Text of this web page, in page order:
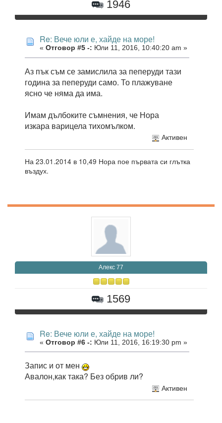
1946
Re: Вече юли е, хайде на море!
« Отговор #5 -: Юли 11, 2016, 10:40:20 am »
Аз пък съм се замислила за пеперуди тази
година за пеперуди само. То плажуване
ясно че няма да има.
Имам дълбоките съмнения, че Нора
изкара варицела тихомълком.
Активен
На 23.01.2014 в 10,49 Нора пое първата си глътка
въздух.
Алекс 77
1569
Re: Вече юли е, хайде на море!
« Отговор #6 -: Юли 11, 2016, 16:19:30 pm »
Запис и от мен
Авалон,как така? Без обрив ли?
Активен